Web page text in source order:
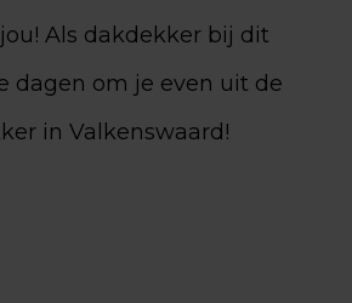
Als dakdekker bij dit
dagen om je even uit de
in Valkenswaard!